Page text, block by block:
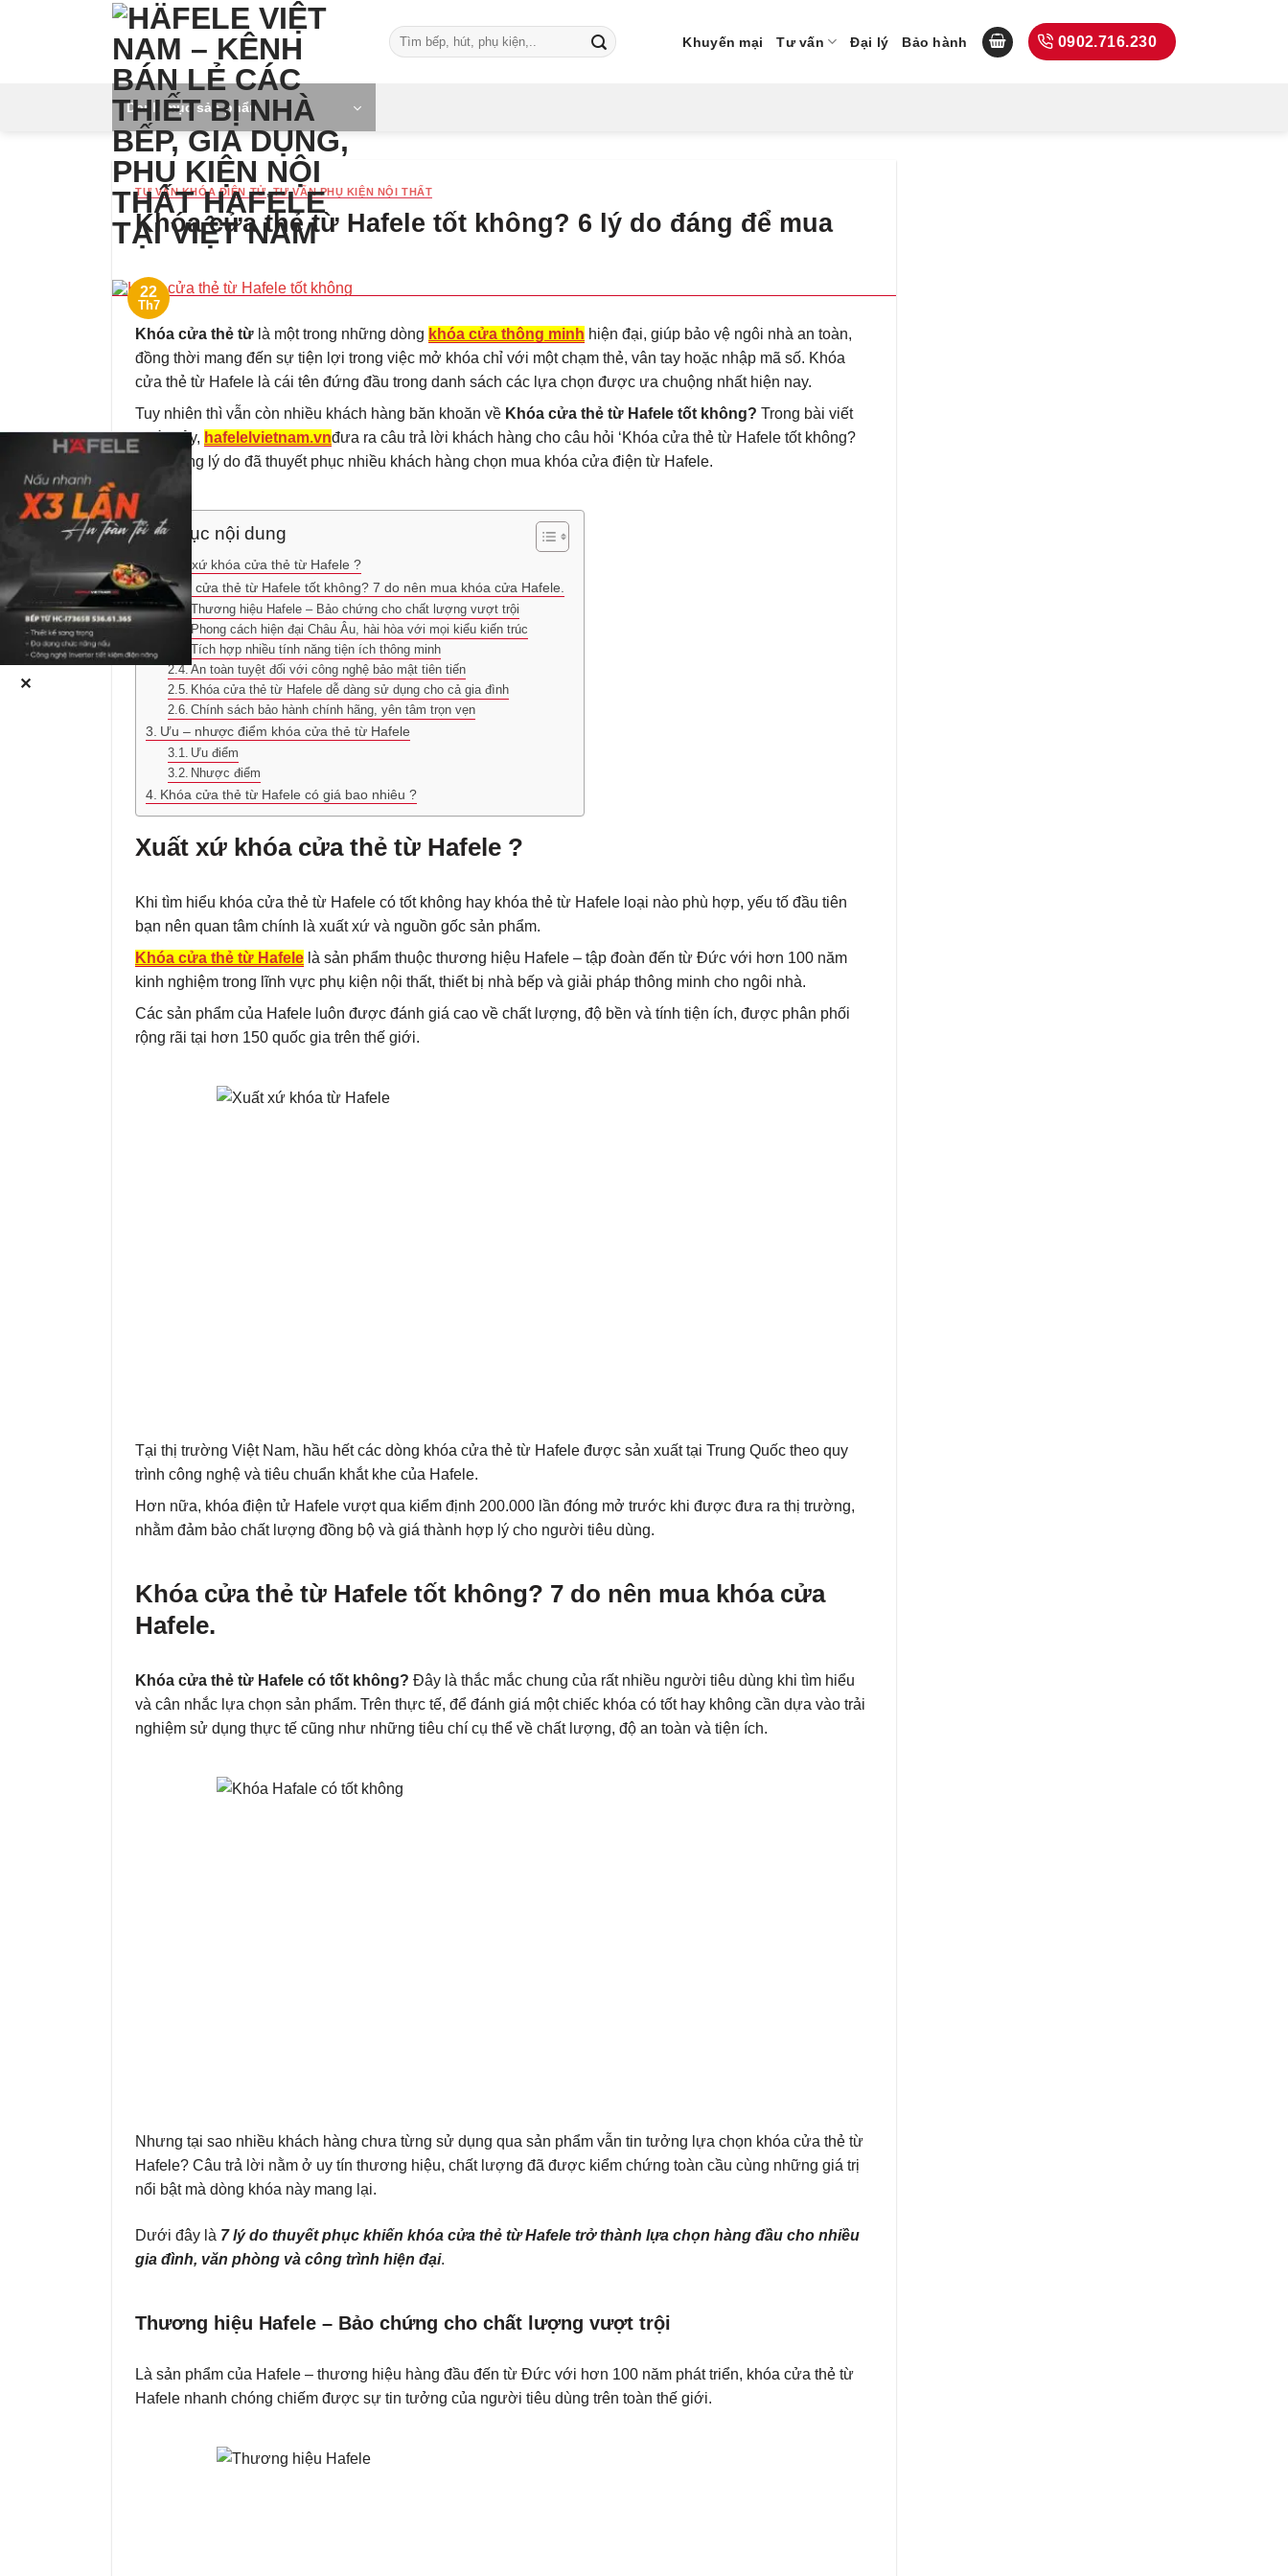
Tìm
kiếm:
Khuyến mại Tư vấn Đại lý Bảo hành 0902.716.230
Danh mục sản phẩm
TƯ VẤN KHÓA ĐIỆN TỬ,TƯ VẤN PHỤ KIỆN NỘI THẤT
Khóa cửa thẻ từ Hafele tốt không? 6 lý do đáng để mua
22
Th7
Khóa cửa thẻ từ là một trong những dòng khóa cửa thông minh hiện đại, giúp bảo vệ ngôi nhà an toàn,
đồng thời mang đến sự tiện lợi trong việc mở khóa chỉ với một chạm thẻ, vân tay hoặc nhập mã số. Khóa
cửa thẻ từ Hafele là cái tên đứng đầu trong danh sách các lựa chọn được ưa chuộng nhất hiện nay.
Tuy nhiên thì vẫn còn nhiều khách hàng băn khoăn về Khóa cửa thẻ từ Hafele tốt không? Trong bài viết
dưới đây, hafelelvietnam.vnđưa ra câu trả lời khách hàng cho câu hỏi ‘Khóa cửa thẻ từ Hafele tốt không?
Từ những lý do đã thuyết phục nhiều khách hàng chọn mua khóa cửa điện từ Hafele.
Mục lục nội dung
Xuất xứ khóa cửa thẻ từ Hafele ?
Khóa cửa thẻ từ Hafele tốt không? 7 do nên mua khóa cửa Hafele.
Thương hiệu Hafele – Bảo chứng cho chất lượng vượt trội
Phong cách hiện đại Châu Âu, hài hòa với mọi kiểu kiến trúc
Tích hợp nhiều tính năng tiện ích thông minh
An toàn tuyệt đối với công nghệ bảo mật tiên tiến
Khóa cửa thẻ từ Hafele dễ dàng sử dụng cho cả gia đình
Chính sách bảo hành chính hãng, yên tâm trọn vẹn
Ưu – nhược điểm khóa cửa thẻ từ Hafele
Ưu điểm
Nhược điểm
Khóa cửa thẻ từ Hafele có giá bao nhiêu ?
Xuất xứ khóa cửa thẻ từ Hafele ?
Khi tìm hiểu khóa cửa thẻ từ Hafele có tốt không hay khóa thẻ từ Hafele loại nào phù hợp, yếu tố đầu tiên
bạn nên quan tâm chính là xuất xứ và nguồn gốc sản phẩm.
Khóa cửa thẻ từ Hafele là sản phẩm thuộc thương hiệu Hafele – tập đoàn đến từ Đức với hơn 100 năm
kinh nghiệm trong lĩnh vực phụ kiện nội thất, thiết bị nhà bếp và giải pháp thông minh cho ngôi nhà.
Các sản phẩm của Hafele luôn được đánh giá cao về chất lượng, độ bền và tính tiện ích, được phân phối
rộng rãi tại hơn 150 quốc gia trên thế giới.
Tại thị trường Việt Nam, hầu hết các dòng khóa cửa thẻ từ Hafele được sản xuất tại Trung Quốc theo quy
trình công nghệ và tiêu chuẩn khắt khe của Hafele.
Hơn nữa, khóa điện tử Hafele vượt qua kiểm định 200.000 lần đóng mở trước khi được đưa ra thị trường,
nhằm đảm bảo chất lượng đồng bộ và giá thành hợp lý cho người tiêu dùng.
Khóa cửa thẻ từ Hafele tốt không? 7 do nên mua khóa cửa
Hafele.
Khóa cửa thẻ từ Hafele có tốt không? Đây là thắc mắc chung của rất nhiều người tiêu dùng khi tìm hiểu
và cân nhắc lựa chọn sản phẩm. Trên thực tế, để đánh giá một chiếc khóa có tốt hay không cần dựa vào trải
nghiệm sử dụng thực tế cũng như những tiêu chí cụ thể về chất lượng, độ an toàn và tiện ích.
Nhưng tại sao nhiều khách hàng chưa từng sử dụng qua sản phẩm vẫn tin tưởng lựa chọn khóa cửa thẻ từ
Hafele? Câu trả lời nằm ở uy tín thương hiệu, chất lượng đã được kiểm chứng toàn cầu cùng những giá trị
nổi bật mà dòng khóa này mang lại.
Dưới đây là 7 lý do thuyết phục khiến khóa cửa thẻ từ Hafele trở thành lựa chọn hàng đầu cho nhiều
gia đình, văn phòng và công trình hiện đại.
Thương hiệu Hafele – Bảo chứng cho chất lượng vượt trội
Là sản phẩm của Hafele – thương hiệu hàng đầu đến từ Đức với hơn 100 năm phát triển, khóa cửa thẻ từ
Hafele nhanh chóng chiếm được sự tin tưởng của người tiêu dùng trên toàn thế giới.
✕